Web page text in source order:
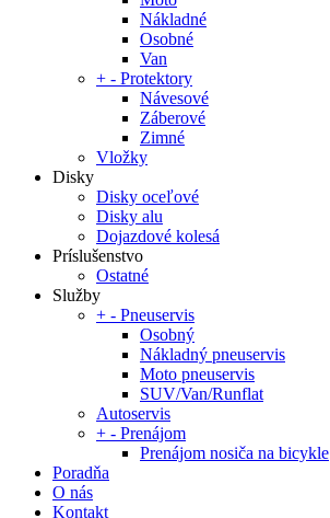
Nákladné
Osobné
Van
+ - Protektory
Návesové
Záberové
Zimné
Vložky
Disky
Disky oceľové
Disky alu
Dojazdové kolesá
Príslušenstvo
Ostatné
Služby
+ - Pneuservis
Osobný
Nákladný pneuservis
Moto pneuservis
SUV/Van/Runflat
Autoservis
+ - Prenájom
Prenájom nosiča na bicykle
Poradňa
O nás
Kontakt